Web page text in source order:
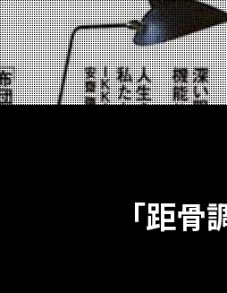
「距